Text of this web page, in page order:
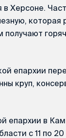
Херсоне.
которая
епархии
круп,
епархии в
с 11 по